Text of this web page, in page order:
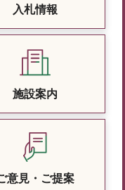
入札情報
施設案内
意見・ご提案